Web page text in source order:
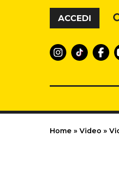
Vai al contenuto
ACCEDI
Home » Video »